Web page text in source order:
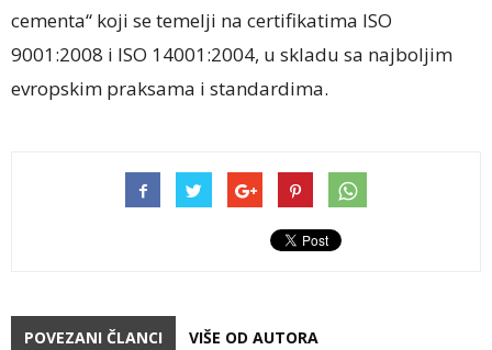
cementa“ koji se temelji na certifikatima ISO
9001:2008 i ISO 14001:2004, u skladu sa najboljim
evropskim praksama i standardima.
POVEZANI ČLANCI VIŠE OD AUTORA